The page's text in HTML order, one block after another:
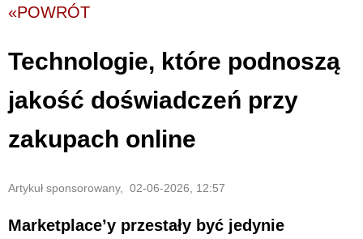
«POWRÓT
Technologie, które podnoszą
jakość doświadczeń przy
zakupach online
Artykuł sponsorowany, 02-06-2026, 12:57
Marketplace’y przestały być jedynie